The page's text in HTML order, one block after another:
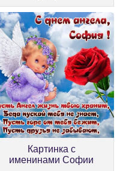
Картинка с
именинами Софии